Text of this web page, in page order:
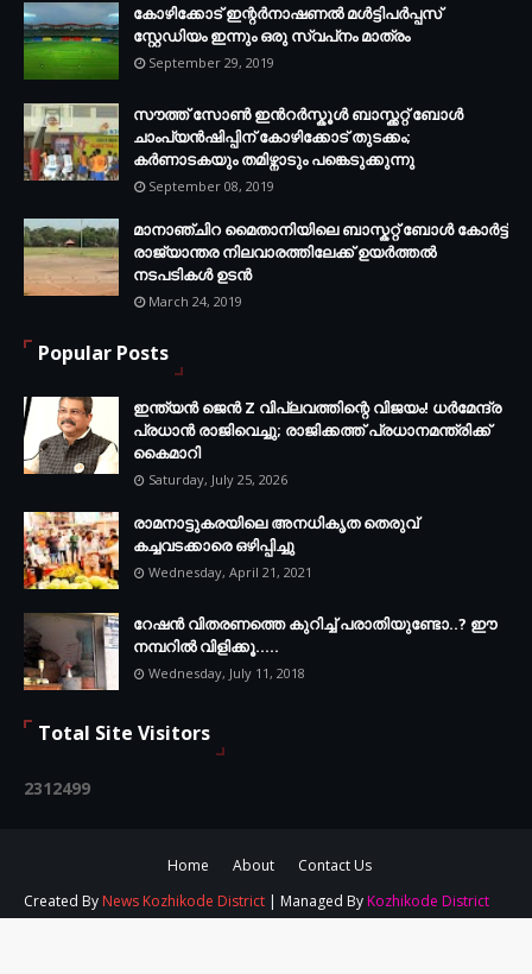
കോഴിക്കോട് ഇന്റര്‍നാഷണല്‍ മള്‍ട്ടിപര്‍പ്പസ്
സ്റ്റേഡിയം ഇന്നും ഒരു സ്വപ്‌നം മാത്രം
September 29, 2019
സൗത്ത് സോണ്‍ ഇന്‍റര്‍സ്കൂള്‍ ബാസ്ക്കറ്റ് ബോൾ
ചാംപ്യന്‍ഷിപ്പിന് കോഴിക്കോട് തുടക്കം;
കർണാടകയും തമിഴ്നാടും പങ്കെടുക്കുന്നു
September 08, 2019
മാനാഞ്ചിറ മൈതാനിയിലെ ബാസ്കറ്റ് ബോള്‍ കോര്‍ട്ട്
രാജ്യാന്തര നിലവാരത്തിലേക്ക് ഉയര്‍ത്തൽ
നടപടികള്‍ ഉടന്‍
March 24, 2019
Popular Posts
ഇന്ത്യൻ ജെൻ Z വിപ്ലവത്തിന്റെ വിജയം! ധർമേന്ദ്ര
പ്രധാൻ രാജിവെച്ചു; രാജിക്കത്ത് പ്രധാനമന്ത്രിക്ക്
കൈമാറി
Saturday, July 25, 2026
രാമനാട്ടുകരയിലെ അനധികൃത തെരുവ്
കച്ചവടക്കാരെ ഒഴിപ്പിച്ചു
Wednesday, April 21, 2021
റേഷൻ വിതരണത്തെ കുറിച്ച് പരാതിയുണ്ടോ..? ഈ
നമ്പറില്‍ വിളിക്കൂ.....
Wednesday, July 11, 2018
Total Site Visitors
2312499
Home About
Contact Us
Created By News Kozhikode District | Managed By Kozhikode District